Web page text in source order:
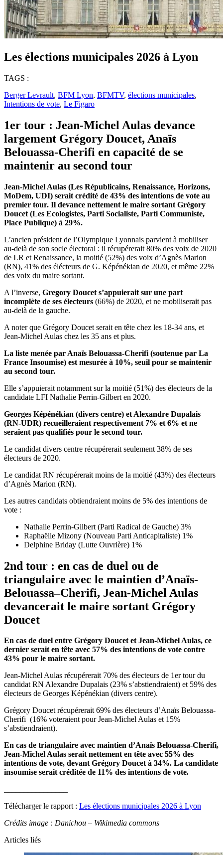
Les élections municipales 2026 à Lyon
TAGS :
Berger Levrault, BFM Lyon, BFMTV, élections municipales,
Intentions de vote, Le Figaro
1er tour : Jean-Michel Aulas devance
largement Grégory Doucet, Anaïs
Belouassa-Cherifi en capacité de se
maintenir au second tour
Jean-Michel Aulas (Les Républicains, Renaissance, Horizons,
MoDem, UDI) serait crédité de 43% des intentions de vote au
premier tour. Il devance nettement le maire sortant Grégory
Doucet (Les Ecologistes, Parti Socialiste, Parti Communiste,
Place Publique) à 29%.
L’ancien président de l’Olympique Lyonnais parvient à mobiliser
au-delà de son socle électoral : il récupérerait 80% des voix de 2020
de LR et Renaissance, la moitié (52%) des voix d’Agnès Marion
(RN), 41% des élécteurs de G. Képénékian de 2020, et même 22%
des voix du maire sortant.
A l’inverse, Gregory Doucet s’appuierait sur une part
incomplète de ses électeurs (66%) de 2020, et ne mobiliserait pas
au-delà de la gauche.
A noter que Grégory Doucet serait en tête chez les 18-34 ans, et
Jean-Michel Aulas chez les 35 ans et plus.
La liste menée par Anaïs Belouassa-Cherifi (soutenue par La
France Insoumise) est mesurée à 10%, seuil pour se maintenir
au second tour.
Elle s’appuierait notamment sur la moitié (51%) des électeurs de la
candidate LFI Nathalie Perrin-Gilbert en 2020.
Georges Képénékian (divers centre) et Alexandre Dupalais
(RN-UDR) recueilleraient respectivement 7% et 6% et ne
seraient pas qualifiés pour le second tour.
Le candidat divers centre récupérerait seulement 38% de ses
électeurs de 2020.
Le candidat RN récupérerait moins de la moitié (43%) des électeurs
d’Agnès Marion (RN).
Les autres candidats obtiendraient moins de 5% des intentions de
vote :
Nathalie Perrin-Gilbert (Parti Radical de Gauche) 3%
Raphaëlle Mizony (Nouveau Parti Anticapitaliste) 1%
Delphine Briday (Lutte Ouvrière) 1%
2nd tour : en cas de duel ou de
triangulaire avec le maintien d’Anaïs-
Belouassa–Cherifi, Jean-Michel Aulas
devancerait le maire sortant Grégory
Doucet
En cas de duel entre Grégory Doucet et Jean-Michel Aulas, ce
dernier serait en tête avec 57% des intentions de vote contre
43% pour le maire sortant.
Jean-Michel Aulas récupérerait 70% des électeurs de 1er tour du
candidat RN Alexandre Dupalais (23% s’abstiendraient) et 59% des
électeurs de Georges Képénékian (divers centre).
Grégory Doucet récupérerait 69% des électeurs d’Anaïs Belouassa-
Cherifi (16% voteraient pour Jean-Michel Aulas et 15%
s’abstiendraient).
En cas de triangulaire avec maintien d’Anaïs Belouassa-Cherifi,
Jean-Michel Aulas serait nettement en tête avec 55% des
intentions de vote, devant Grégory Doucet à 34%. La candidate
insoumise serait créditée de 11% des intentions de vote.
Télécharger le rapport : Les élections municipales 2026 à Lyon
Crédits image : Danichou – Wikimedia commons
Articles liés